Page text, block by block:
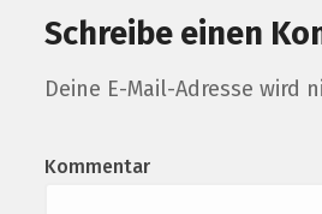
Schreibe einen
Deine E-Mail-Adresse wird
Kommentar